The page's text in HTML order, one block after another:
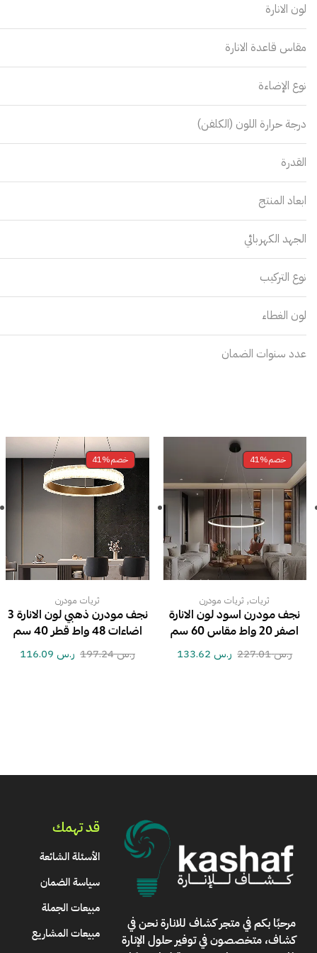
لون الانارة
مقاس قاعدة الانارة
نوع الإضاءة
درجة حرارة اللون (الكلفن)
القدرة
ابعاد المنتج
الجهد الكهربائي
نوع التركيب
لون الغطاء
عدد سنوات الضمان
خصم41%
ثريات, ثريات مودرن
نجف مودرن اسود لون الانارة
اصفر 20 واط مقاس 60 سم
ر.س227.01 ر.س
خصم41%
ثريات مودرن
نجف مودرن ذهبي لون الانارة 3
اضاءات 48 واط قطر 40 سم
ر.س197.24 ر.س
مرحبًا بكم فيمتجر كشاف للانارةنحن في
كشاف، متخصصون في توفير حلول الإنارة
قد تهمك
الأسئلة الشائعة
سياسة الضمان
مبيعات الجملة
مبيعات المشاريع